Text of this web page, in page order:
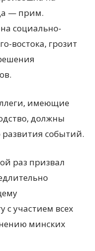
— прим.
социально-
востока, грозит
имеющие
должны
развития событий.
раз призвал
с участием всех
минских